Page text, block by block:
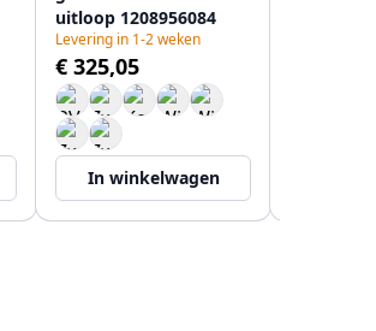
uitloop 1208956084
Levering in 1-2 weken
€ 325,05
In winkelwagen